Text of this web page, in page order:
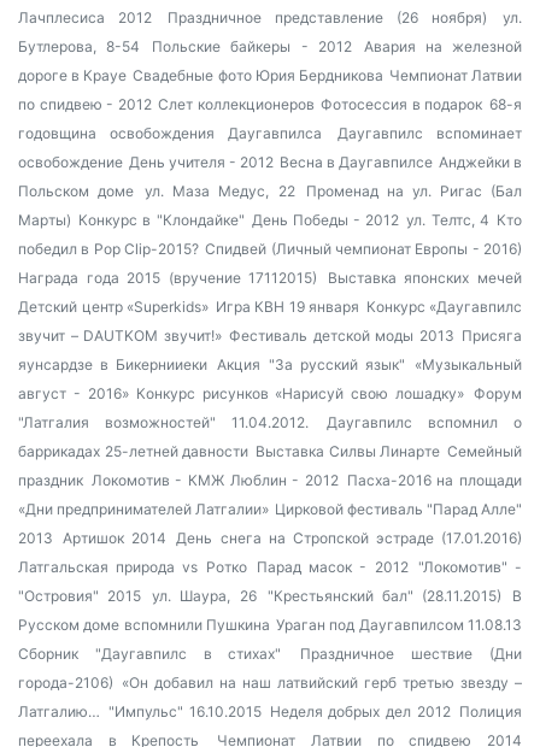
Лачплесиса 2012
Праздничное представление (26 ноября)
ул.
Бутлерова, 8-54
Польские байкеры - 2012
Авария на железной
дороге в Крауе Свадебные фото Юрия Бердникова Чемпионат Латвии
по спидвею - 2012 Слет коллекционеров Фотосессия в подарок 68-я
годовщина освобождения Даугавпилса
Даугавпилс вспоминает
освобождение День учителя - 2012 Весна в Даугавпилсе Анджейки в
Польском доме
ул. Маза Медус, 22
Променад на ул. Ригас (Бал
Марты) Конкурс в "Клондайке" День Победы - 2012 ул. Телтс, 4 Кто
победил в Pop Clip-2015? Спидвей (Личный чемпионат Европы - 2016)
Награда года 2015 (вручение 17112015)
Выставка японских мечей
Детский центр «Superkids» Игра КВН 19 января Конкурс «Даугавпилс
звучит – DAUTKOM звучит!» Фестиваль детской моды 2013 Присяга
яунсардзе в Бикернииеки Акция "За русский язык"
«Музыкальный
август - 2016» Конкурс рисунков «Нарисуй свою лошадку» Форум
"Латгалия возможностей" 11.04.2012.
Даугавпилс вспомнил о
баррикадах 25-летней давности Выставка Силвы Линарте Семейный
праздник Локомотив - КМЖ Люблин - 2012 Пасха-2016 на площади
«Дни предпринимателей Латгалии» Цирковой фестиваль "Парад Алле"
2013
Артишок 2014
День снега на Стропской эстраде (17.01.2016)
Латгальская природа vs Ротко
Парад масок - 2012
"Локомотив" -
"Островия" 2015
ул. Шаура, 26 "Крестьянский бал" (28.11.2015)
В
Русском доме вспомнили Пушкина Ураган под Даугавпилсом 11.08.13
Сборник "Даугавпилс в стихах"
Праздничное шествие (Дни
города-2106) «Он добавил на наш латвийский герб третью звезду –
Латгалию… "Импульс" 16.10.2015 Неделя добрых дел 2012 Полиция
переехала в Крепость
Чемпионат Латвии по спидвею 2014